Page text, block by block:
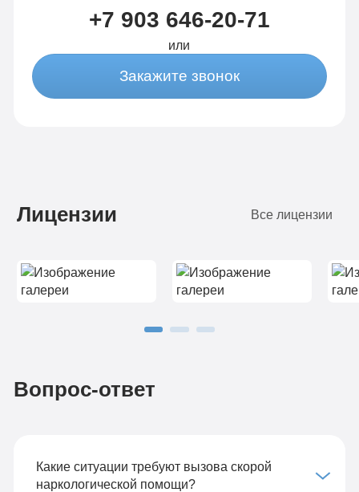
+7 903 646-20-71
или
Закажите звонок
Лицензии Все лицензии
Вопрос-ответ
Какие ситуации требуют вызова скорой
наркологической помощи?